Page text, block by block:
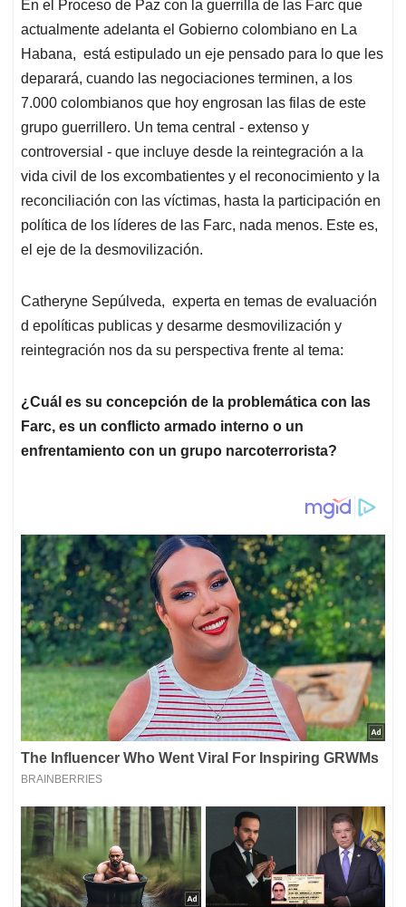
s
A
p
p
b
o
k
e
d
I
n
l
a
d
s
En el Proceso de Paz con la guerrilla de las Farc que
actualmente adelanta el Gobierno colombiano en La
Habana, está estipulado un eje pensado para lo que les
deparará, cuando las negociaciones terminen, a los
7.000 colombianos que hoy engrosan las filas de este
grupo guerrillero. Un tema central - extenso y
controversial - que incluye desde la reintegración a la
vida civil de los excombatientes y el reconocimiento y la
reconciliación con las víctimas, hasta la participación en
política de los líderes de las Farc, nada menos. Este es,
el eje de la desmovilización.
Catheryne Sepúlveda, experta en temas de evaluación
d epolíticas publicas y desarme desmovilización y
reintegración nos da su perspectiva frente al tema:
¿Cuál es su concepción de la problemática con las
Farc, es un conflicto armado interno o un
enfrentamiento con un grupo narcoterrorista?